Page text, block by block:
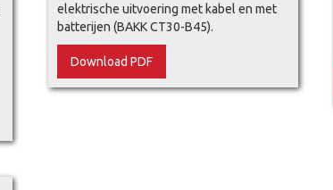
elektrische uitvoering met kabel en met
batterijen (BAKK CT30-B45).
Download PDF